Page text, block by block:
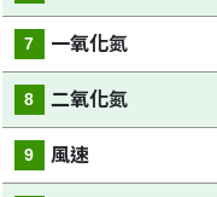
7 一氧化氮
8 二氧化氮
9 風速